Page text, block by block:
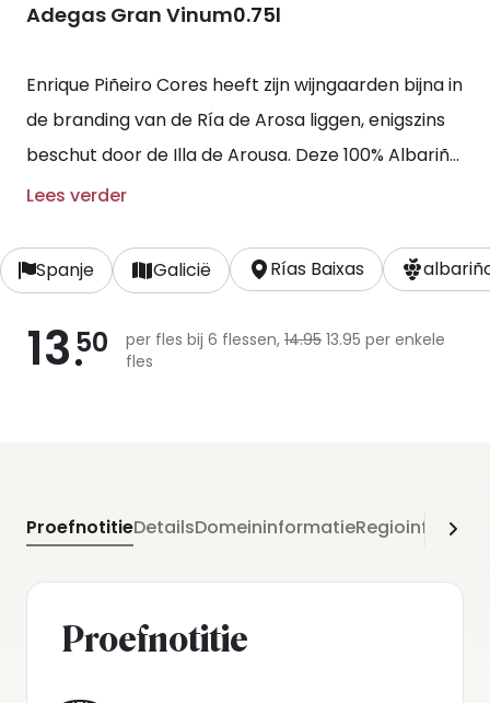
Adegas Gran Vinum0.75l
Enrique Piñeiro Cores heeft zijn wijngaarden bijna in
de branding van de Ría de Arosa liggen, enigszins
beschut door de Illa de Arousa. Deze 100% Albariño
is op zeer zachte wijze geperst om de schil en
in roestvrijstalen vaten.
Lees verder
Spanje Galicië Rías Baixas
13 50 per fles bij 6 flessen, 14.95 13.95 per enkele
fles
ProefnotitieDetailsDomeininformatie
Proefnotitie